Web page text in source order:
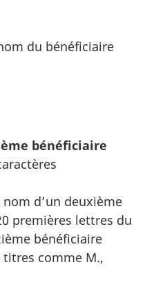
du bénéficiaire
bénéficiaire
d’un deuxième
premières lettres du
bénéficiaire
titres comme M.,